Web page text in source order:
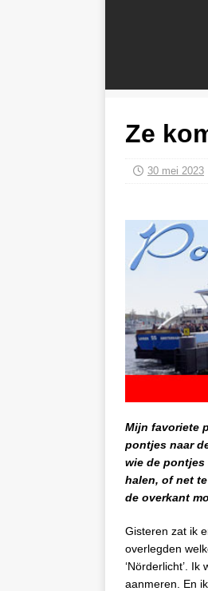
Ze
30 mei 2023
Mijn favoriete
pontjes naar
wie de pontjes
halen, of net
de overkant
Gisteren zat ik
overlegden
‘Nörderlicht’.
aanmeren. En